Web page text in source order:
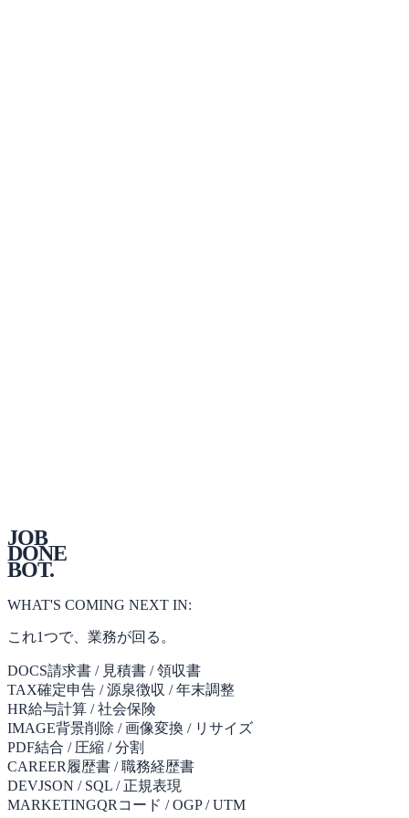
JOB
DONE
BOT.
WHAT'S COMING NEXT IN:
これ1つで、業務が回る。
DOCS請求書 / 見積書 / 領収書
TAX確定申告 / 源泉徴収 / 年末調整
HR給与計算 / 社会保険
IMAGE背景削除 / 画像変換 / リサイズ
PDF結合 / 圧縮 / 分割
CAREER 履歴書 / 職務経歴書
DEVJSON / SQL / 正規表現
MARKETINGQRコード / OGP / UTM